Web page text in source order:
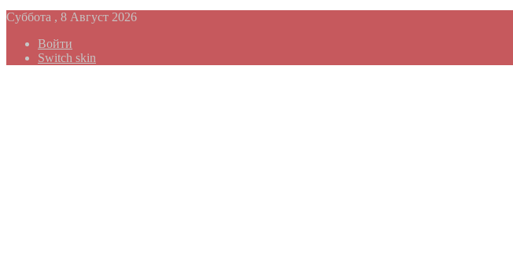
Суббота , 8 Август 2026
Войти
Switch skin